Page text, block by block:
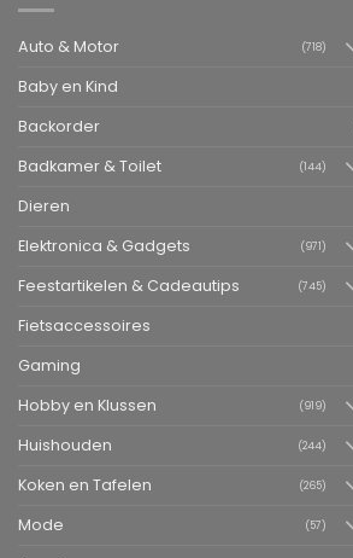
Auto & Motor (718)
Baby en Kind
Backorder
Badkamer & Toilet (144)
Dieren
Elektronica & Gadgets (971)
Feestartikelen & Cadeautips (745)
Fietsaccessoires
Gaming
Hobby en Klussen (919)
Huishouden (244)
Koken en Tafelen (265)
Mode (57)